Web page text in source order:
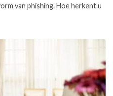
van phishing. Hoe herkent u